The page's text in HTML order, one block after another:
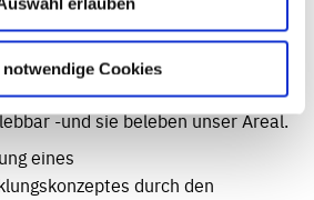
notwendige Cookies
Die Arbeit des Vereins sehen wir als
synergetisch zu unseren
seine Aktivitäten machen
des vergangenen
-und sie beleben unser Areal.
eines
durch den